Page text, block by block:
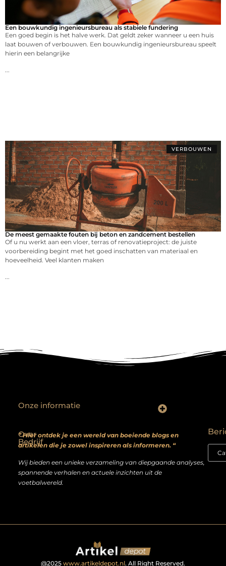
Een bouwkundig ingenieursbureau als stabiele fundering
Een goed begin is het halve werk. Dat geldt zeker wanneer u een huis
laat bouwen of verbouwen. Een bouwkundig ingenieursbureau speelt
hierin een belangrijke
VERBOUWEN
De meest gemaakte fouten bij beton en zandcement bestellen
Of u nu werkt aan een vloer, terras of renovatieproject: de juiste
voorbereiding begint met het goed inschatten van materiaal en
hoeveelheid. Veel klanten maken
Over
Bedrijf
” Hier ontdek je een wereld van boeiende blogs en
artikelen die je zowel inspireren als informeren. “
Wij bieden een unieke verzameling van diepgaande analyses,
spannende verhalen en actuele inzichten uit de
voetbalwereld.
Onze informatie
@2025 www.artikeldepot.nl. All Right Reserved.